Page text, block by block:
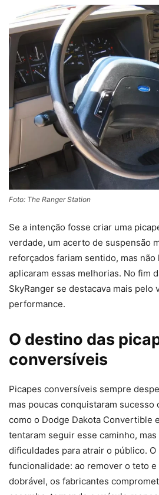
Foto: The Ranger Station
Se a intenção fosse criar uma
verdade, um acerto de suspensão
reforçados fariam sentido, mas
aplicaram essas melhorias. No fim
SkyRanger se destacava mais pelo
performance.
O destino das
conversíveis
Picapes conversíveis sempre
mas poucas conquistaram sucesso
como o Dodge Dakota Convertible
tentaram seguir esse caminho,
dificuldades para atrair o público.
funcionalidade: ao remover o teto
dobrável, os fabricantes